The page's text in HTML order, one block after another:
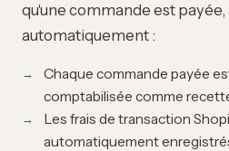
qu'une commande est
automatiquement :
Chaque commande payée
comptabilisée comme
Les frais de transaction
automatiquement